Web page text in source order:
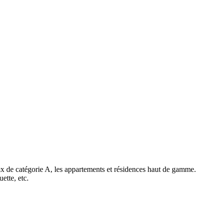
catégorie A, les appartements et résidences haut de gamme.
etc.